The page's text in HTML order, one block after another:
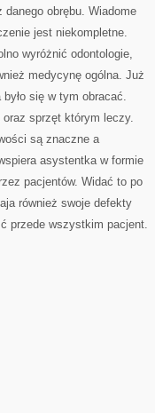
obrębu. Wiadome
jest niekompletne.
wyróżnić odontologie,
medycynę ogólna. Już
się w tym obracać.
oraz sprzęt którym leczy.
są znaczne a
asystentka w formie
pacjentów. Widać to po
również swoje defekty
przede wszystkim pacjent.